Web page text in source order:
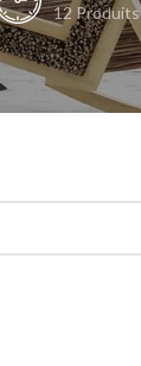
12 Produits